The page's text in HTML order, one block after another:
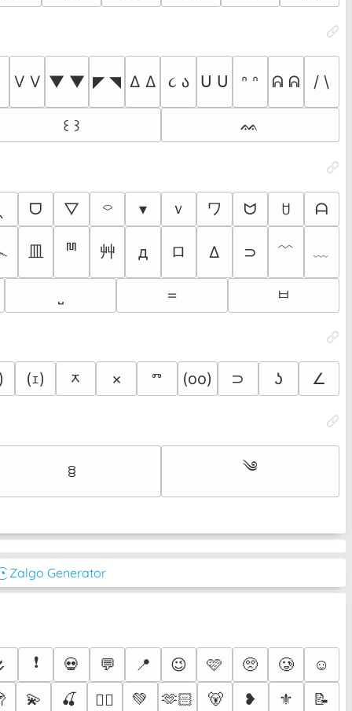
V V ▼ ▼ ◤ ◥ Δ Δ ૮ ა ᑌ ᑌ ᐢ ᐢ ᕱ ᕱ / \
꒰ ꒱ ᨐ
ᗜ ▽ ⌔ ▾ ｖ ワ ᗢ ꇴ ᗩ
皿 ྊ 艸 д ロ Δ ⊃ ﹌ ﹏
＝ ㅂ
(ｪ) ᆽ × ⱅ (oo) ⊃ ʖ ∠
ꊞ ༄
Zalgo Generator
❗ 💀 💬 📍 😉 🩷 🥺 🥲
☺️
💫 🍒 ❤️‍🔥 💚 🫶🏻 🐻 ❥ ⚜️ 📝